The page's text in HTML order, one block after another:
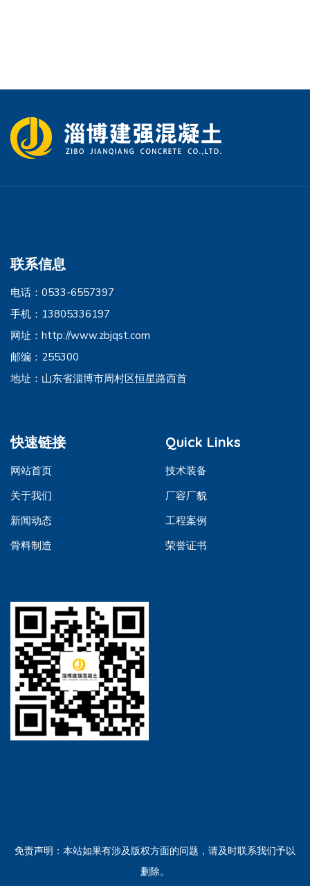
联系信息
电话：0533-6557397
手机：13805336197
网址：http://www.zbjqst.com
邮编：255300
地址：山东省淄博市周村区恒星路西首
快速链接
网站首页
关于我们
新闻动态
骨料制造
Quick Links
技术装备
厂容厂貌
工程案例
荣誉证书
免责声明：本站如果有涉及版权方面的问题，请及时联系我们予以
删除。